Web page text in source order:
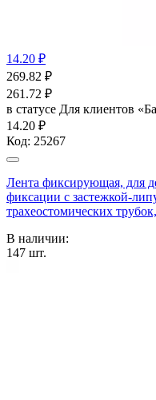
14.20 ₽
269.82 ₽
261.72 ₽
в статусе Для клиентов
14.20 ₽
Код: 25267
Лента фиксирующая, для
фиксации с застежкой-
трахеостомических
В наличии:
147 шт.